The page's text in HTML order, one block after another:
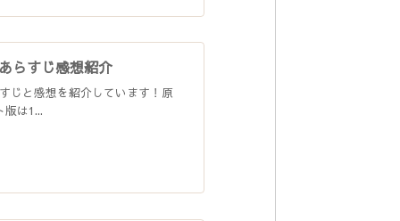
らすじ感想紹介
じと感想を紹介しています！原
は1...